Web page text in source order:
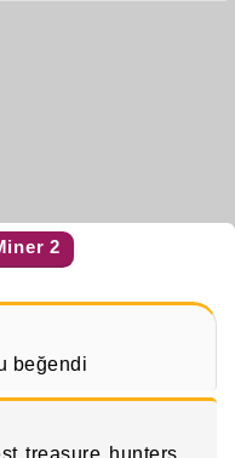
2
beğendi
treasure hunters